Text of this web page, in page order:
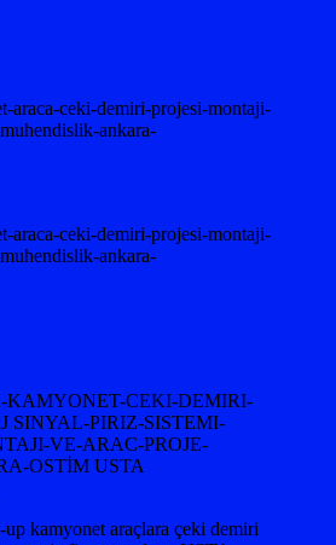
araca-ceki-demiri-projesi-montaji-
ankara-
araca-ceki-demiri-projesi-montaji-
ankara-
CEKI-DEMIRI-
SINYAL-PIRIZ-SISTEMI-
VE-ARAC-PROJE-
OSTİM USTA